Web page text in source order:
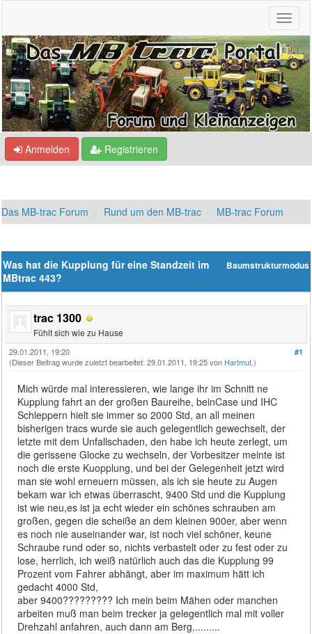
Anmelden Registrieren
Das MB-trac Forum Rund um den MB-trac MB-trac Forum
Baumstrukturmodus
Was hat die Kupplung für eine Standzeit im
MBtrac 443?
trac 1300
Fühlt sich wie zu Hause
#1
29.01.2011, 19:20
(Dieser Beitrag wurde zuletzt bearbeitet: 29.01.2011, 19:25 von Hartmut.)
Mich würde mal interessieren, wie lange ihr im Schnitt ne
Kupplung fahrt an der großen Baureihe, beinCase und IHC
Schleppern hielt sie immer so 2000 Std, an all meinen
bisherigen tracs wurde sie auch gelegentlich gewechselt, der
letzte mit dem Unfallschaden, den habe ich heute zerlegt, um
die gerissene Glocke zu wechseln, der Vorbesitzer meinte ist
noch die erste Kuopplung, und bei der Gelegenheit jetzt wird
man sie wohl erneuern müssen, als ich sie heute zu Augen
bekam war ich etwas überrascht, 9400 Std und die Kupplung
ist wie neu,es ist ja echt wieder ein schönes schrauben am
großen, gegen die scheiße an dem kleinen 900er, aber wenn
es noch nie auseinander war, ist noch viel schöner, keune
Schraube rund oder so, nichts verbastelt oder zu fest oder zu
lose, herrlich, ich weiß natürlich auch das die Kupplung 99
Prozent vom Fahrer abhängt, aber im maximum hätt ich
gedacht 4000 Std,
aber 9400????????? Ich mein beim Mähen oder manchen
arbeiten muß man beim trecker ja gelegentlich mal mit voller
Drehzahl anfahren, auch dann am Berg,.........